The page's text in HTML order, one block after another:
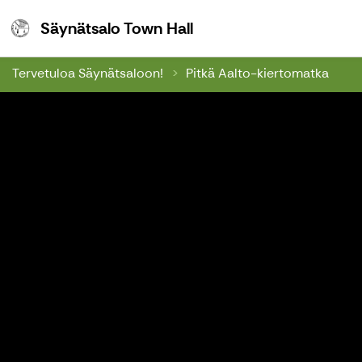
Säynätsalo Town HallSäynätsalo Town Hall
Tervetuloa Säynätsaloon! Pitkä Aalto-kiertomatka